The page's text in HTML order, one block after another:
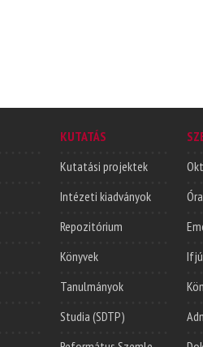
KUTATÁS
Kutatási projektek
Intézeti kiadványok
Repozitórium
Könyvek
Tanulmányok
Studia (SDTP)